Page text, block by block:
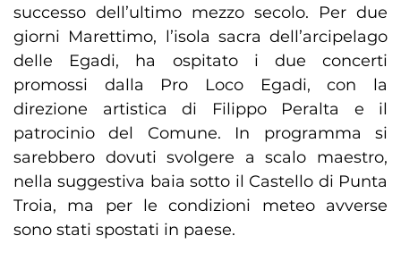
successo dell’ultimo mezzo secolo. Per due
giorni Marettimo, l’isola sacra dell’arcipelago
delle Egadi, ha ospitato i due concerti
promossi dalla Pro Loco Egadi, con la
direzione artistica di Filippo Peralta e il
patrocinio del Comune. In programma si
sarebbero dovuti svolgere a scalo maestro,
nella suggestiva baia sotto il Castello di Punta
Troia, ma per le condizioni meteo avverse
sono stati spostati in paese.